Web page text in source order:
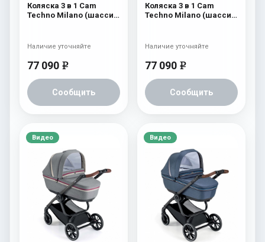
Коляска 3 в 1 Cam
Techno Milano (шасси
77 090 e
Сообщить
Наличие уточняйте
Коляска 3 в 1 Cam
Techno Milano (шасси
77 090 e
Сообщить
Наличие уточняйте
Видео Видео